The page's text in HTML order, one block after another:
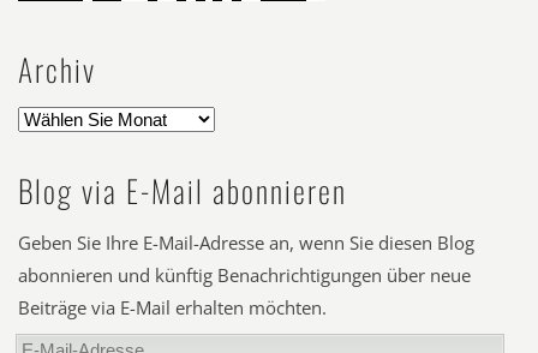
Archiv
Blog via E-Mail abonnieren
Geben Sie Ihre E-Mail-Adresse an, wenn Sie diesen Blog
abonnieren und künftig Benachrichtigungen über neue
Beiträge via E-Mail erhalten möchten.
E-